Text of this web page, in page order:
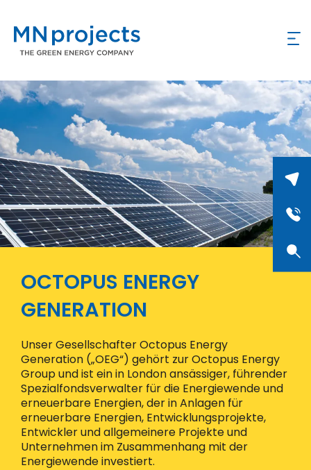
OCTOPUS ENERGY
GENERATION
Unser Gesellschafter Octopus Energy
Generation („OEG“) gehört zur Octopus Energy
Group und ist ein in London ansässiger, führender
Spezialfondsverwalter für die Energiewende und
erneuerbare Energien, der in Anlagen für
erneuerbare Energien, Entwicklungsprojekte,
Entwickler und allgemeinere Projekte und
Unternehmen im Zusammenhang mit der
Energiewende investiert.